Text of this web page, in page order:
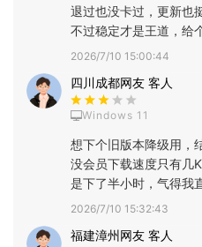
退过也没卡过，更新也
不过稳定才是王道，给
2026/7/10 15:00:44
四川成都网友 客人
Windows 11
想下个旧版本降级用，
没会员下载速度只有几
是下了半小时，气得我
2026/7/10 15:32:43
福建漳州网友 客人